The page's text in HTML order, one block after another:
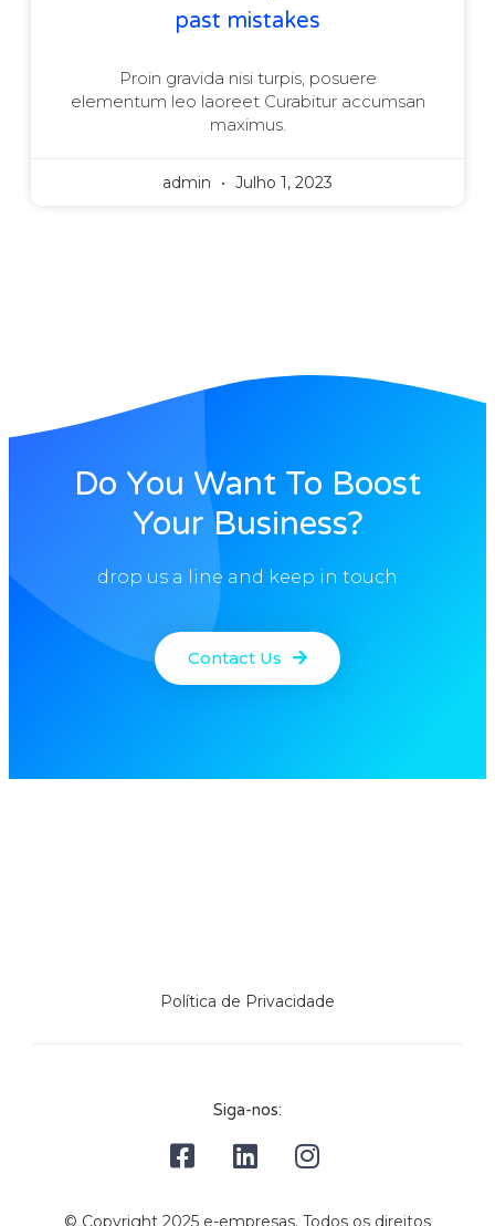
past mistakes
Proin gravida nisi turpis, posuere
elementum leo laoreet Curabitur accumsan
maximus.
admin Julho 1, 2023
Do You Want To Boost
Your Business?
drop us a line and keep in touch
Contact Us
Política de Privacidade
Siga-nos:
© Copyright 2025 e-empresas. Todos os direitos